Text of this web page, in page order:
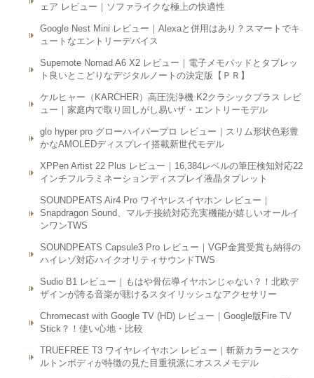
ェア レビュー｜ソファライクな極上の快適性
Google Nest Mini レビュー｜Alexaと併用はあり？スマートでキ
ュートなエントリーデバイス
Supernote Nomad A6 X2 レビュー｜電子メモパッドとタブレッ
ト良いとこどりなデジタルノートの決定版【ＰＲ】
ケルヒャー（KARCHER）高圧洗浄機 K2クラシックプラス レビ
ュー｜家庭内で取り回しがし易いザ・エントリーモデル
glo hyper pro グローハイパープロ レビュー｜スリム形状色彩豊
かなAMOLEDディスプレイ搭載新世代モデル
XPPen Artist 22 Plus レビュー｜16,384レベルの筆圧検知対応22
インチフルラミネーションディスプレイ液晶タブレット
SOUNDPEATS Air4 Pro ワイヤレスイヤホン レビュー｜
Snapdragon Sound、マルチ接続対応充実機能が嬉しいオールイ
ンワンTWS
SOUNDPEATS Capsule3 Pro レビュー｜VGP金賞受賞も納得の
ハイレゾ対応ハイクオリティサウンドTWS
Sudio B1 レビュー｜もはや骨伝導イヤホンじゃない？！北欧デ
ザインが誇る音楽が聴けるスタイリッシュなアクセサリー
Chromecast with Google TV (HD) レビュー｜Google版Fire TV
Stick？！使い心地・比較
TRUEFREE T3 ワイヤレイヤホン レビュー｜斬新カラーとスケ
ルトンボディが特徴の見た目重視派にオススメモデル